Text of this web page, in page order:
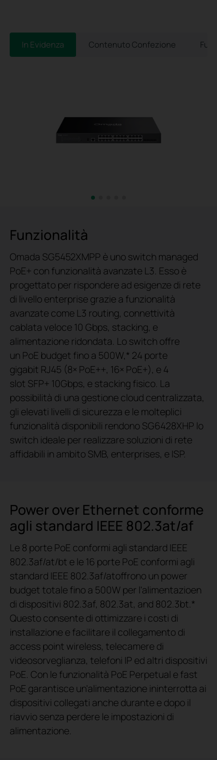
In Evidenza Contenuto Confezione
Funzionalità
Omada SG5452XMPP è uno switch managed
PoE+ con funzionalità avanzate L3. Esso è
progettato per rispondere ad esigenze di rete
di livello enterprise grazie a funzionalità
avanzate come L3 routing, connettività
cablata veloce 10 Gbps, stacking, e
alimentazione ridondata. Lo switch offre
un PoE budget fino a 500W,* 24 porte
gigabit RJ45 (8× PoE++, 16× PoE+), e 4
slot SFP+ 10Gbps, e stacking fisico. La
possibilità di una gestione cloud centralizzata,
gli elevati livelli di sicurezza e le molteplici
funzionalità disponibili rendono SG6428XHP lo
switch ideale per realizzare soluzioni di rete
affidabili in ambito SMB, enterprises, e ISP.
Power over Ethernet conforme
agli standard IEEE 802.3at/af
Le 8 porte PoE conformi agli standard IEEE
802.3af/at/bt e le 16 porte PoE conformi agli
standard IEEE 802.3af/atoffrono un power
budget totale fino a 500W per l'alimentazioen
di dispositivi 802.3af, 802.3at, and 802.3bt.*
Questo consente di ottimizzare i costi di
installazione e facilitare il collegamento di
access point wireless, telecamere di
videosorveglianza, telefoni IP ed altri dispositivi
PoE. Con le funzionalità PoE Perpetual e fast
PoE garantisce un'alimentazione ininterrotta ai
dispositivi collegati anche durante e dopo il
riavvio senza perdere le impostazioni di
alimentazione.